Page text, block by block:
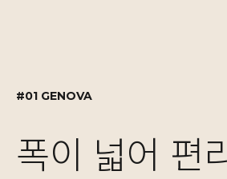
#01 GENOVA
폭이 넓어 편
#02 GENOVA
실용적인 수납
#03 MOTION DESK
자유로운 높이
#01 GENOVA
폭이 넓어 편